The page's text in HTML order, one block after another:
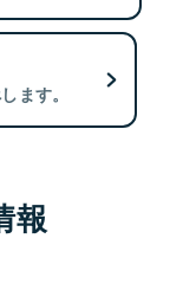
ます。
報